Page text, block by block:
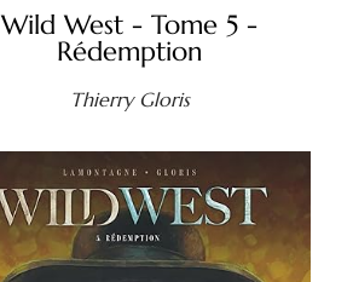
Wild West - Tome 5 -
Rédemption
Thierry Gloris